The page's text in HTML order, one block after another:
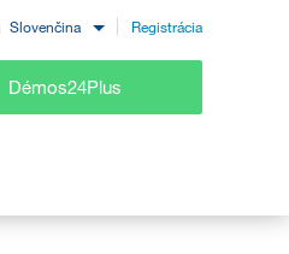
Slovenčina Registrácia
Démos24Plus